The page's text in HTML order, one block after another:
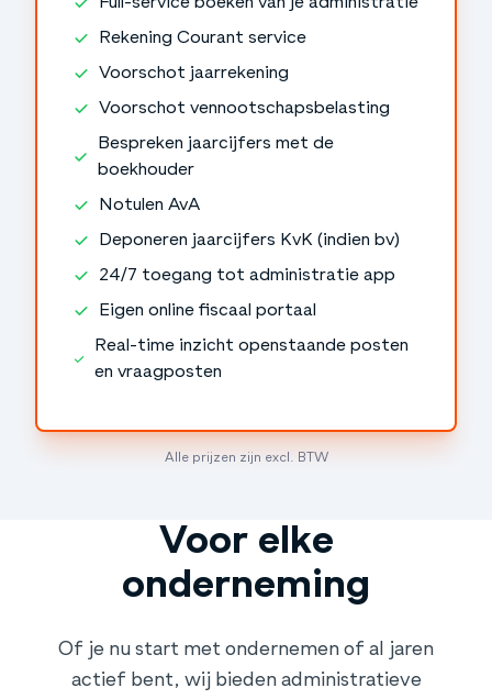
Rekening Courant service
Voorschot jaarrekening
Voorschot vennootschapsbelasting
Bespreken jaarcijfers met de
boekhouder
Notulen AvA
Deponeren jaarcijfers KvK (indien bv)
24/7 toegang tot administratie app
Eigen online fiscaal portaal
Real-time inzicht openstaande posten
en vraagposten
Alle prijzen zijn excl. BTW
Voor elke
onderneming
Of je nu start met ondernemen of al jaren
actief bent, wij bieden administratieve